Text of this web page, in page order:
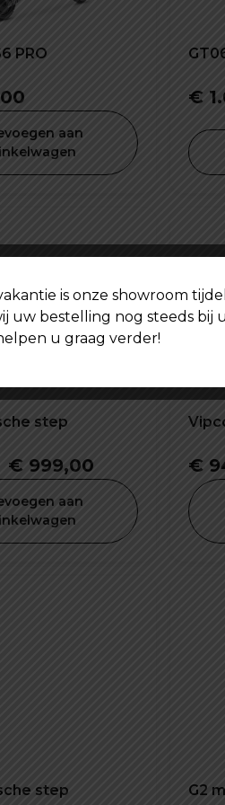
PRO
aan
€
step
Oorspronkelijke
was:
€ 1.299,00.
€ 999,00
prijs
€ 999,00.
aan
€
step G2
is onze showroom
uw bestelling nog steeds
u graag verder!